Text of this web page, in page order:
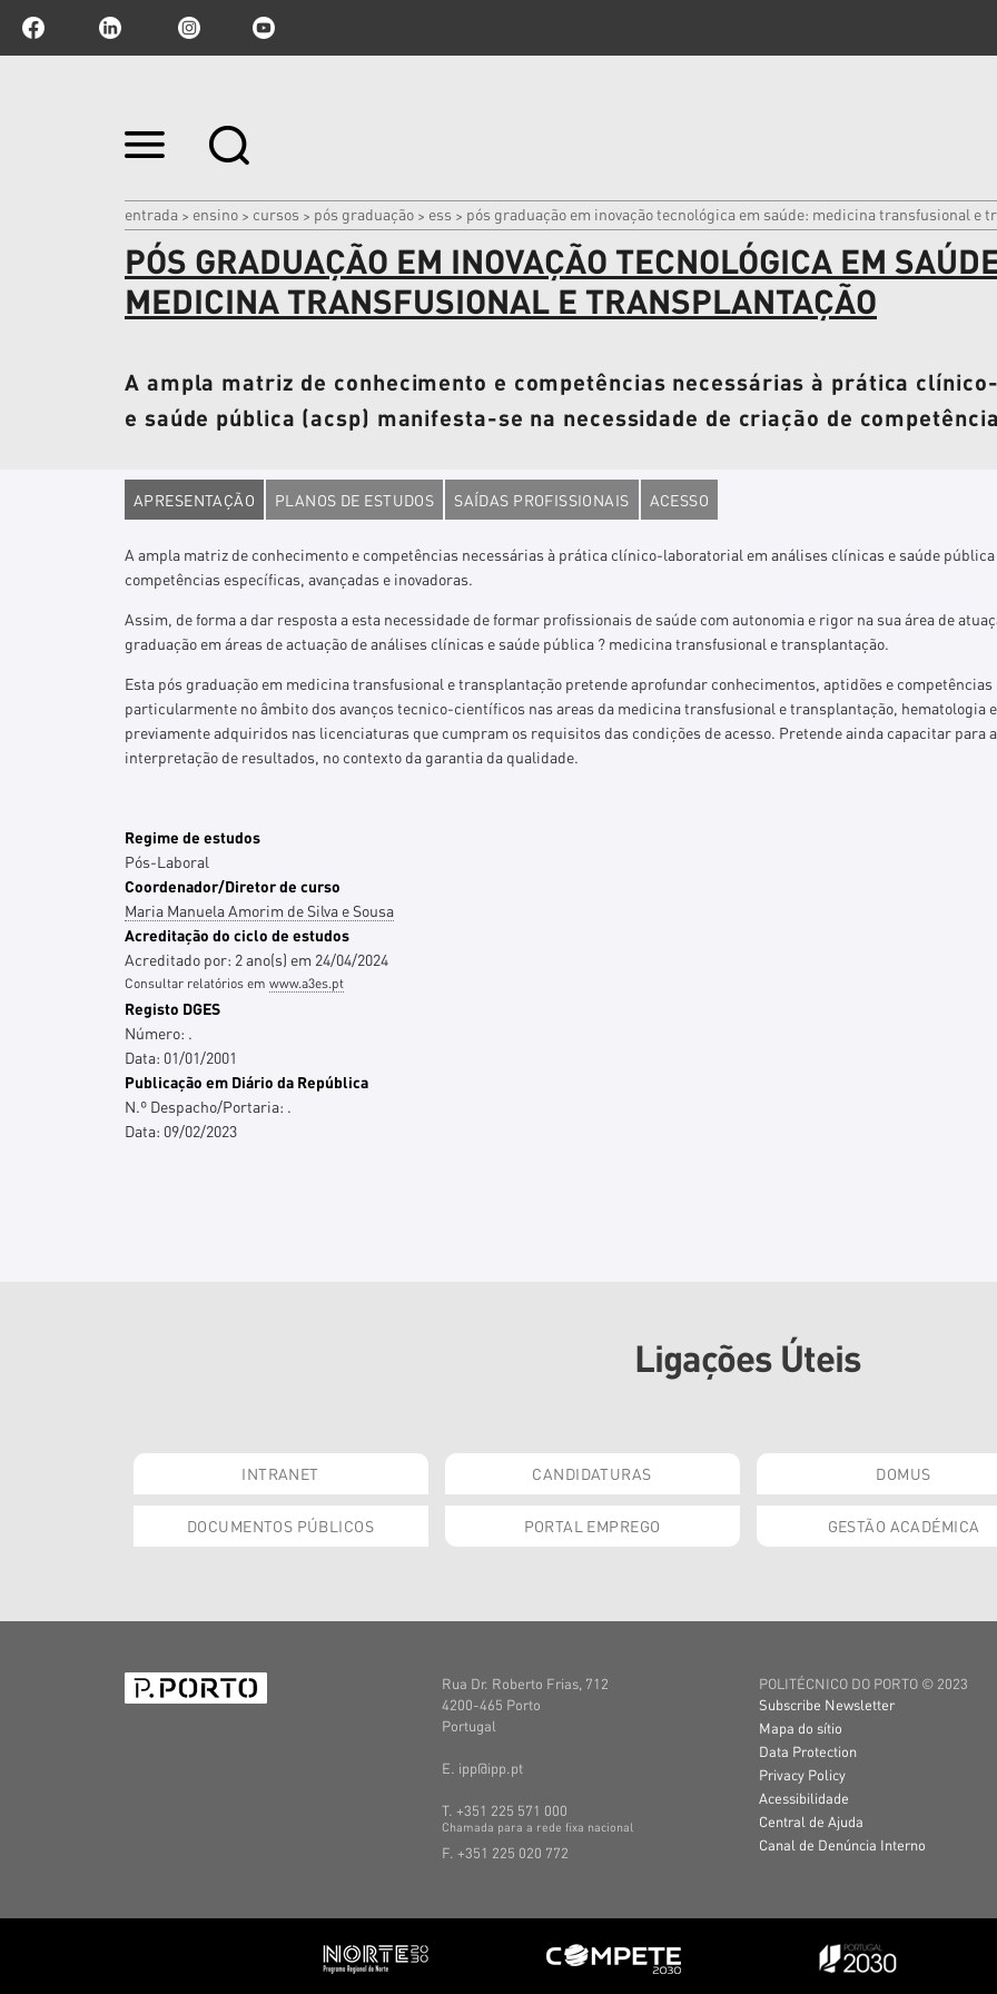
Ir
para
|
Ir
para
navegação
entrada > ensino > cursos > pós graduação > ess > pós graduação em inovação tecnológica em saúde: medicina transfusional e
PÓS GRADUAÇÃO EM INOVAÇÃO TECNOLÓGICA EM
MEDICINA TRANSFUSIONAL E TRANSPLANTAÇÃO
A ampla matriz de conhecimento e competências necessárias à prática
e saúde pública (acsp) manifesta-se na necessidade de criação de
APRESENTAÇÃO PLANOS DE ESTUDOS SAÍDAS PROFISSIONAIS ACESSO
A ampla matriz de conhecimento e competências necessárias à prática clínico-laboratorial em análises clínicas e saúde
competências específicas, avançadas e inovadoras.
Assim, de forma a dar resposta a esta necessidade de formar profissionais de saúde com autonomia e rigor na sua área de
graduação em áreas de actuação de análises clínicas e saúde pública ? medicina transfusional e transplantação.
Esta pós graduação em medicina transfusional e transplantação pretende aprofundar conhecimentos, aptidões e
particularmente no âmbito dos avanços tecnico-científicos nas areas da medicina transfusional e transplantação, hematologia
previamente adquiridos nas licenciaturas que cumpram os requisitos das condições de acesso. Pretende ainda capacitar para
interpretação de resultados, no contexto da garantia da qualidade.
Regime de estudos
Pós-Laboral
Coordenador/Diretor de curso
Maria Manuela Amorim de Silva e Sousa
Acreditação do ciclo de estudos
Acreditado por: 2ano(s) em 24/04/2024
Consultar relatórios em www.a3es.pt
Registo DGES
Número: .
Data: 01/01/2001
Publicação em Diário da República
N.º Despacho/Portaria: .
Data: 09/02/2023
Ligações Úteis
INTRANET CANDIDATURAS DOMUS
DOCUMENTOS PÚBLICOS PORTAL EMPREGO GESTÃO ACADÉMICA
Rua Dr. Roberto Frias, 712
4200-465 Porto
Portugal
E. ipp@ipp.pt
T. +351 225 571 000
Chamada para a rede fixa nacional
F. +351 225 020 772
POLITÉCNICO DO PORTO © 2023
Subscribe Newsletter
Mapa do sítio
Data Protection
Privacy Policy
Acessibilidade
Central de Ajuda
Canal de Denúncia Interno